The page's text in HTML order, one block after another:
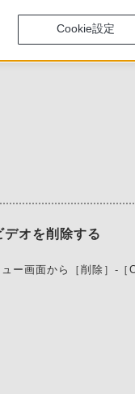
オのサブメニュー画面が
デオを削除する
ュー画面から［削除］-
Cookie設定